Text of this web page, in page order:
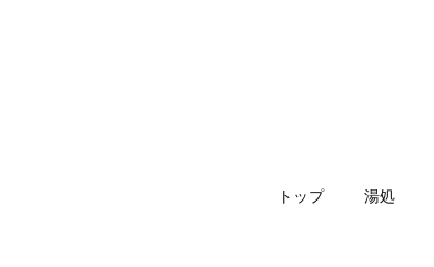
トップ 湯処